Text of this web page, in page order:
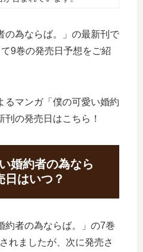
の為ならば。」の最新刊で
9巻の発売日予想をご紹
るマンガ「僕の可愛い婚約
の発売日はこちら！
婚約者の為なら
日はいつ？
約者の為ならば。」の7巻
れましたが、次に発売さ